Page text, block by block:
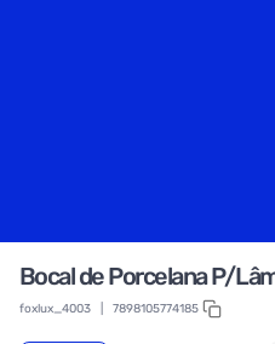
Bocal de Porcelana P/
foxlux_4003 7898105774185